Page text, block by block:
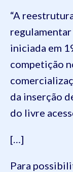
“A
iniciada em
competição
da inserção
do livre
[…]
Para